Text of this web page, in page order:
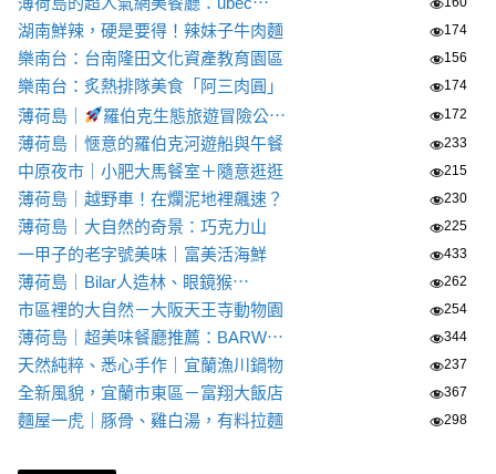
湖南鮮辣，硬是要得！辣妹子牛肉麵 174
樂南台：台南隆田文化資產教育園區 156
樂南台：炙熱排隊美食「阿三肉圓」 174
薄荷島｜ 羅伯克生態旅遊冒險公⋯ 172
薄荷島｜愜意的羅伯克河遊船與午餐 233
中原夜市｜小肥大馬餐室＋隨意逛逛 215
薄荷島｜越野車！在爛泥地裡飆速？ 230
薄荷島｜大自然的奇景：巧克力山 225
一甲子的老字號美味｜富美活海鮮 433
薄荷島｜Bilar人造林、眼鏡猴⋯ 262
市區裡的大自然－大阪天王寺動物園 254
薄荷島｜超美味餐廳推薦：BARW⋯ 344
天然純粹、悉心手作｜宜蘭漁川鍋物 237
全新風貌，宜蘭市東區－富翔大飯店 367
麵屋一虎｜豚骨、雞白湯，有料拉麵 298